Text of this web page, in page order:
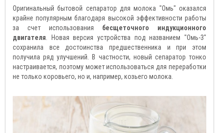
Оригинальный бытовой сепаратор для молока "Омь" оказался
крайне популярным благодаря высокой эффективности работы
за счет использования бесщеточного индукционного
двигателя . Новая версия устройства под названием "Омь-3"
сохранила все достоинства предшественника и при этом
получила ряд улучшений. В частности, новый сепаратор тонко
настраивается, поэтому может использоваться для переработки
не только коровьего, но и, например, козьего молока.